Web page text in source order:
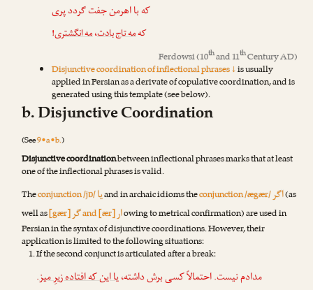
که با اهرمن جفت گردد پری
کهمه تاج بادت،مه انگشتری!
Ferdowsi(10thand 11thCentury AD)
Disjunctive coordination of inflectional phrases ↓is usually
applied in Persian as a derivate of copulative coordination, and is
generated using this template (see below).
b. Disjunctive Coordination
(See9•a•b.)
Disjunctive coordinationbetween inflectional phrases marks that at least
one of the inflectional phrases is valid.
Theconjunction /jɒ/یاand in archaic idioms theconjunction /ægær/اگر(as
well as[gær]گرand [ær]ارowing to metrical confirmation) are used in
Persian in the syntax of disjunctive coordinations. However, their
application is limited to the following situations:
If the second conjunct is articulated after a break:
مدادم نیست. احتمالاً کسی برش داشته،یا این که افتاده زیرِ میز.